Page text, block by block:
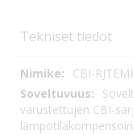
Tekniset tiedot
Tekniset
tiedot
CBI-
varustettujen CBI-